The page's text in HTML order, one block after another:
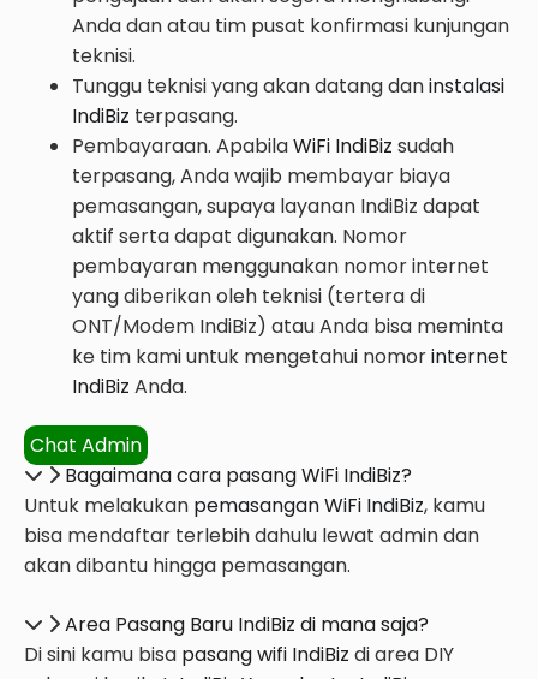
Anda dan atau tim pusat konfirmasi kunjungan
teknisi.
Tunggu teknisi yang akan datang daninstalasi
IndiBiz terpasang.
Pembayaraan. ApabilaWiFi IndiBiz sudah
terpasang, Anda wajib membayar biaya
pemasangan, supaya layanan IndiBiz dapat
aktif serta dapat digunakan. Nomor
pembayaran menggunakan nomor internet
yang diberikan oleh teknisi (tertera di
ONT/Modem IndiBiz) atau Anda bisa meminta
ke tim kami untuk mengetahui nomorinternet
IndiBiz Anda.
Chat Admin
Bagaimana cara pasang WiFi IndiBiz?
Untuk melakukan pemasangan WiFi IndiBiz, kamu
bisa mendaftar terlebih dahulu lewat admin dan
akan dibantu hingga pemasangan.
Area Pasang Baru IndiBiz di mana saja?
Di sini kamu bisa pasang wifi IndiBiz di area DIY